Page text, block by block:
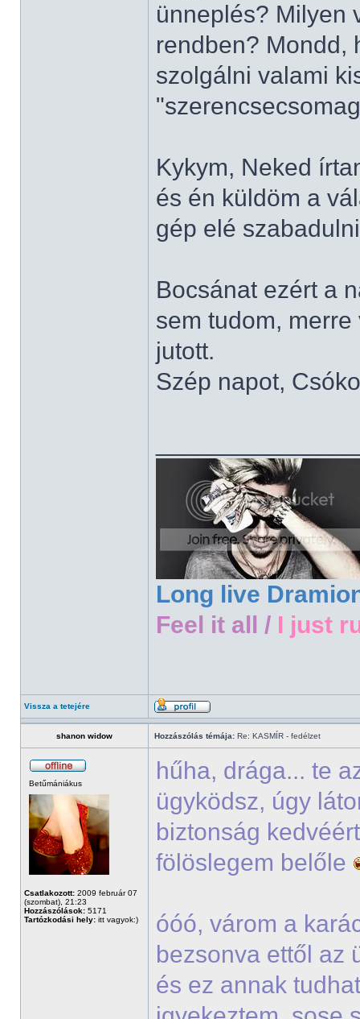
ünneplés? Milyen
rendben? Mondd,
szolgálni valami
Kykym, Neked
és én küldöm a
gép elé
Bocsánat ezért a
sem tudom,
jutott.
Szép napot,
Long live
Feel it all / I just
Vissza a tetejére
shanon widow Hozzászólás témája: Re: KASMÍR - fedélzet
Betűmániákus
Csatlakozott: 2009 február 07
(szombat), 21:23
Hozzászólások: 5171
Tartózkodási hely: itt vagyok:)
hűha, drága... te
ügyködsz, úgy
biztonság
fölöslegem belőle
óóó, várom a
bezsonva ettől az
és ez annak